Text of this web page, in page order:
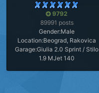
9792
89991 posts
Gender:Male
Location:Beograd, Rakovica
Garage:Giulia 2.0 Sprint / Stilo
1.9 MJet 140